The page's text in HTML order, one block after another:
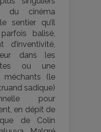
du cinéma
sentier qu’il
balisé,
d’inventivité,
dans les
ou une
méchants (le
sadique)
pour
en dépit de
de Colin